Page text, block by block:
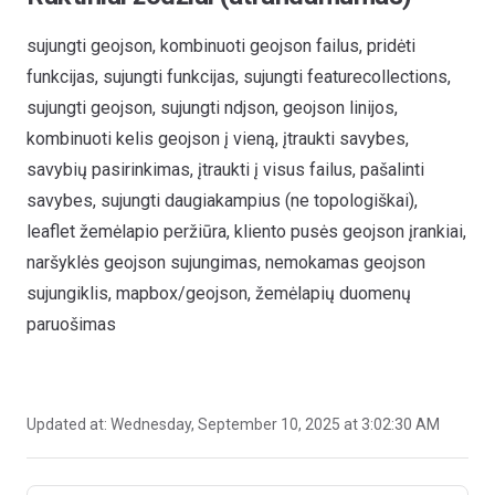
sujungti geojson, kombinuoti geojson failus, pridėti
funkcijas, sujungti funkcijas, sujungti featurecollections,
sujungti geojson, sujungti ndjson, geojson linijos,
kombinuoti kelis geojson į vieną, įtraukti savybes,
savybių pasirinkimas, įtraukti į visus failus, pašalinti
savybes, sujungti daugiakampius (ne topologiškai),
leaflet žemėlapio peržiūra, kliento pusės geojson įrankiai,
naršyklės geojson sujungimas, nemokamas geojson
sujungiklis, mapbox/geojson, žemėlapių duomenų
paruošimas
Updated at: Wednesday, September 10, 2025 at 3:02:30 AM